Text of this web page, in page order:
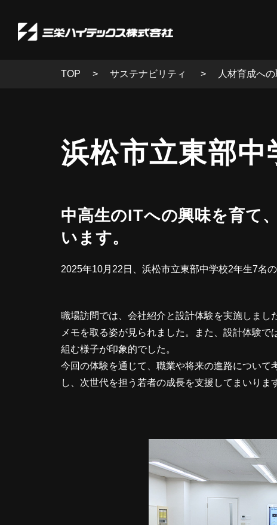
TOP サステナビリティ 人材育成へ
浜松市立東部中
中高生のITへの興味を育て
います。
2025年10月22日、浜松市立東部中学校2年生7名
職場訪問では、会社紹介と設計体験を実施しま
メモを取る姿が見られました。また、設計体験
組む様子が印象的でした。
今回の体験を通じて、職業や将来の進路につい
し、次世代を担う若者の成長を支援してまいりま